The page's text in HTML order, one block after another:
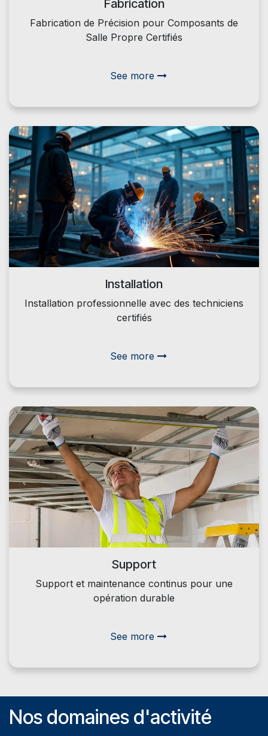
Fabrication
Fabrication de Précision pour Composants de
Salle Propre Certifiés
See more
Installation
Installation professionnelle avec des techniciens
certifiés
See more
Support
Support et maintenance continus pour une
opération durable
See more
Nos domaines d'activité